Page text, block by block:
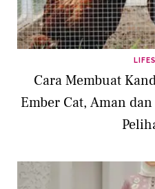
Cara Membuat
Ember Cat, Aman